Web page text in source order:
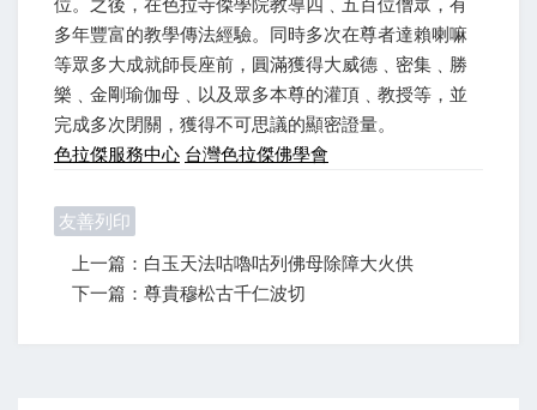
多年豐富的教學傳法經驗。同時多次在尊者達賴喇嘛
等眾多大成就師長座前，圓滿獲得大威德﹑密集﹑勝
樂﹑金剛瑜伽母﹑以及眾多本尊的灌頂﹑教授等，並
完成多次閉關，獲得不可思議的顯密證量。
色拉傑服務中心 台灣色拉傑佛學會
友善列印
上一篇：白玉天法咕嚕咕列佛母除障大火供
下一篇：尊貴穆松古千仁波切